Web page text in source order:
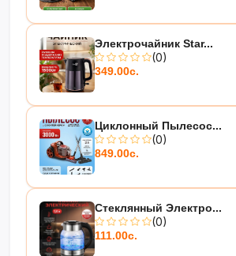
Электрочайник Star...
(0)
349.00с.
Циклонный Пылесос...
(0)
849.00с.
Стеклянный Электро...
(0)
111.00с.